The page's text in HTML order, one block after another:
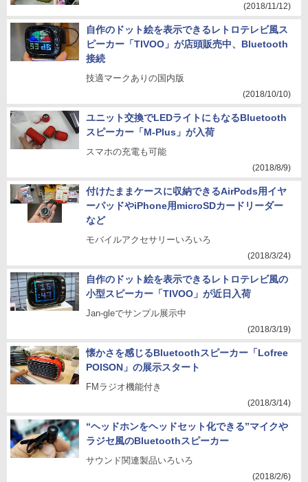
(2018/11/12)
自作のドット絵を表示できるレトロテレビ風ス
ピーカー「TIVOO」が店頭販売中、Bluetooth
接続
技適マークありの国内版
(2018/10/10)
ユニット交換でLEDライトにもなるBluetooth
スピーカー「M-Plus」が入荷
スマホの充電も可能
(2018/8/9)
付けたままケースに収納できるAirPods用イヤ
ーパッドやiPhone用microSDカードリーダー
など
モバイルアクセサリーいろいろ
(2018/3/24)
自作のドット絵を表示できるレトロテレビ風の
小型スピーカー「TIVOO」が近日入荷
Jan-gleでサンプル展示中
(2018/3/19)
懐かさを感じるBluetoothスピーカー「Lofree
POISON」の展示スタート
FMラジオ機能付き
(2018/3/14)
“ヘッドホンをヘッドセット化できる”マイクや
ラジセ風のBluetoothスピーカー
サウンド関連製品いろいろ
(2018/2/6)